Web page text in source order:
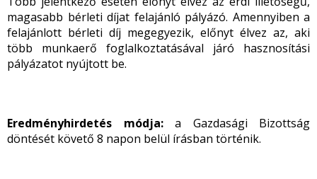
magasabb bérleti díjat felajánló pályázó. Amennyiben a
felajánlott bérleti díj megegyezik, előnyt élvez az, aki
több munkaerő foglalkoztatásával járó hasznosítási
pályázatot nyújtott be.
Eredményhirdetés módja:a Gazdasági Bizottság
döntését követő 8 napon belül írásban történik.